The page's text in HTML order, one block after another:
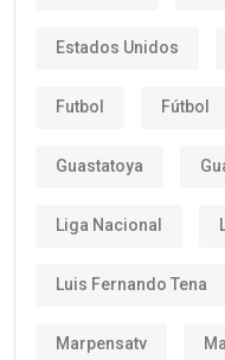
Estados Unidos
Futbol Fútbol
Guastatoya
Liga Nacional
Luis Fernando Tena
Marpensatv